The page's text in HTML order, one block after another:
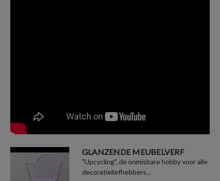
GLANZENDE MEUBELVERF
"Upcycling", de onmisbare hobby voor alle
decoratieliefhebbers...